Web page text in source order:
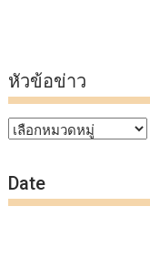
หัวข้อข่าว
หัวข้อ
Date